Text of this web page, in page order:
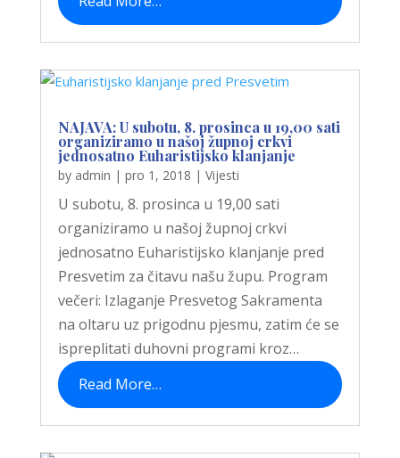
NAJAVA: U subotu, 8. prosinca u 19,00 sati
organiziramo u našoj župnoj crkvi
jednosatno Euharistijsko klanjanje
by admin | pro 1, 2018 | Vijesti
U subotu, 8. prosinca u 19,00 sati
organiziramo u našoj župnoj crkvi
jednosatno Euharistijsko klanjanje pred
Presvetim za čitavu našu župu. Program
večeri: Izlaganje Presvetog Sakramenta
na oltaru uz prigodnu pjesmu, zatim će se
ispreplitati duhovni programi kroz…
Read More…